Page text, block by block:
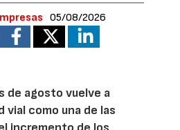
05/08/2026
de agosto vuelve a
vial como una de las